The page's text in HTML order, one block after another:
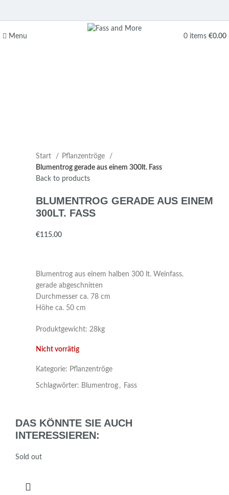
Menu 0 items €0.00
Start
Pflanzentröge
Blumentrog gerade aus einem 300lt. Fass
Back to products
BLUMENTROG GERADE AUS EINEM
300LT. FASS
€
Blumentrog aus einem halben 300 lt. Weinfass.
gerade abgeschnitten
Durchmesser ca. 78 cm
Höhe ca. 50 cm
Produktgewicht: 28kg
Nicht vorrätig
Kategorie: Pflanzentröge
Schlagwörter: Blumentrog , Fass
DAS KÖNNTE SIE AUCH
INTERESSIEREN:
Sold out